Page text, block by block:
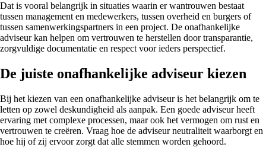
Dat is vooral belangrijk in situaties waarin er wantrouwen bestaat
tussen management en medewerkers, tussen overheid en burgers of
tussen samenwerkingspartners in een project. De onafhankelijke
adviseur kan helpen om vertrouwen te herstellen door transparantie,
zorgvuldige documentatie en respect voor ieders perspectief.
De juiste onafhankelijke adviseur kiezen
Bij het kiezen van een onafhankelijke adviseur is het belangrijk om te
letten op zowel deskundigheid als aanpak. Een goede adviseur heeft
ervaring met complexe processen, maar ook het vermogen om rust en
vertrouwen te creëren. Vraag hoe de adviseur neutraliteit waarborgt en
hoe hij of zij ervoor zorgt dat alle stemmen worden gehoord.